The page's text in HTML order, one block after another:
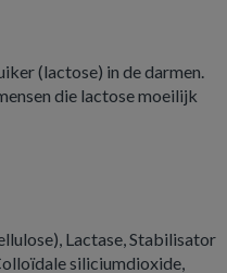
(lactose) in de darmen.
die lactose moeilijk
Lactase, Stabilisator
siliciumdioxide,